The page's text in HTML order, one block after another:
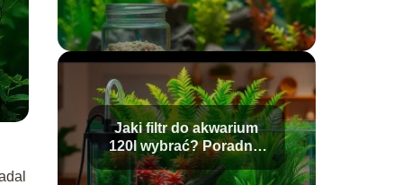
Jaki filtr do akwarium
120l wybrać? Poradnik
dla akwarystów